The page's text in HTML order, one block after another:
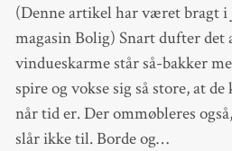
(Denne artikel har været bragt i
magasin Bolig) Snart dufter det
vindueskarme står så-bakker
spire og vokse sig så store, at
når tid er. Der ommøbleres
slår ikke til. Borde og…